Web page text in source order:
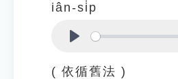
iân-si̍p
( 依循舊法 )